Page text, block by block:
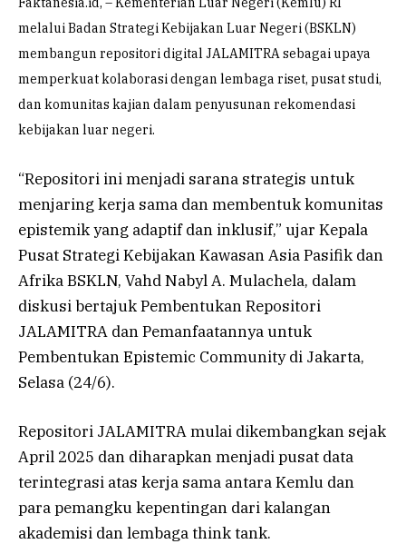
melalui Badan Strategi Kebijakan Luar Negeri (BSKLN)
membangun repositori digital JALAMITRA sebagai upaya
memperkuat kolaborasi dengan lembaga riset, pusat studi,
dan komunitas kajian dalam penyusunan rekomendasi
kebijakan luar negeri.
“Repositori ini menjadi sarana strategis untuk
menjaring kerja sama dan membentuk komunitas
epistemik yang adaptif dan inklusif,” ujar Kepala
Pusat Strategi Kebijakan Kawasan Asia Pasifik dan
Afrika BSKLN, Vahd Nabyl A. Mulachela, dalam
diskusi bertajuk Pembentukan Repositori
JALAMITRA dan Pemanfaatannya untuk
Pembentukan Epistemic Community di Jakarta,
Selasa (24/6).
Repositori JALAMITRA mulai dikembangkan sejak
April 2025 dan diharapkan menjadi pusat data
terintegrasi atas kerja sama antara Kemlu dan
para pemangku kepentingan dari kalangan
akademisi dan lembaga think tank.